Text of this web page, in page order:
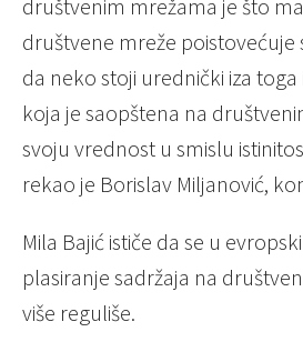
društvenim mrežama je što
društvene mreže poistovećuje
da neko stoji urednički iza
koja je saopštena na
svoju vrednost u smislu
rekao je Borislav Miljanović,
Mila Bajić ističe da se u
plasiranje sadržaja na
više reguliše.